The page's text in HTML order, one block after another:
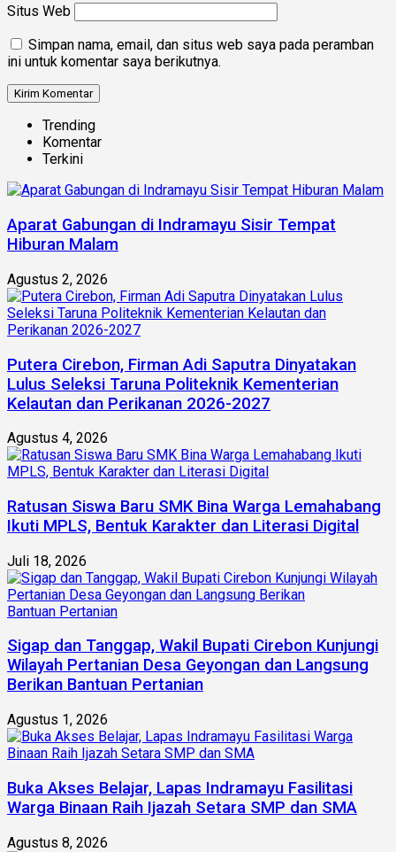
Situs Web
Simpan nama, email, dan situs web saya pada peramban
ini untuk komentar saya berikutnya.
Trending
Komentar
Terkini
Aparat Gabungan di Indramayu Sisir Tempat
Hiburan Malam
Agustus 2, 2026
Putera Cirebon, Firman Adi Saputra Dinyatakan
Lulus Seleksi Taruna Politeknik Kementerian
Kelautan dan Perikanan 2026-2027
Agustus 4, 2026
Ratusan Siswa Baru SMK Bina Warga Lemahabang
Ikuti MPLS, Bentuk Karakter dan Literasi Digital
Juli 18, 2026
Sigap dan Tanggap, Wakil Bupati Cirebon Kunjungi
Wilayah Pertanian Desa Geyongan dan Langsung
Berikan Bantuan Pertanian
Agustus 1, 2026
Buka Akses Belajar, Lapas Indramayu Fasilitasi
Warga Binaan Raih Ijazah Setara SMP dan SMA
Agustus 8, 2026